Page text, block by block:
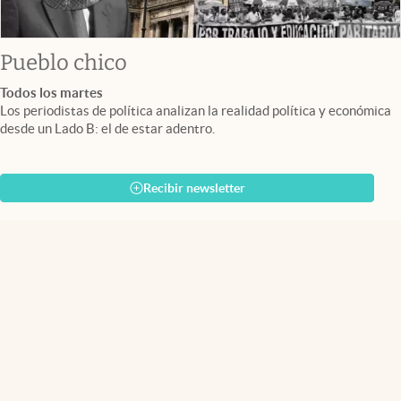
Pueblo chico
Todos los martes
Los periodistas de política analizan la realidad política y económica
desde un Lado B: el de estar adentro.
Recibir newsletter